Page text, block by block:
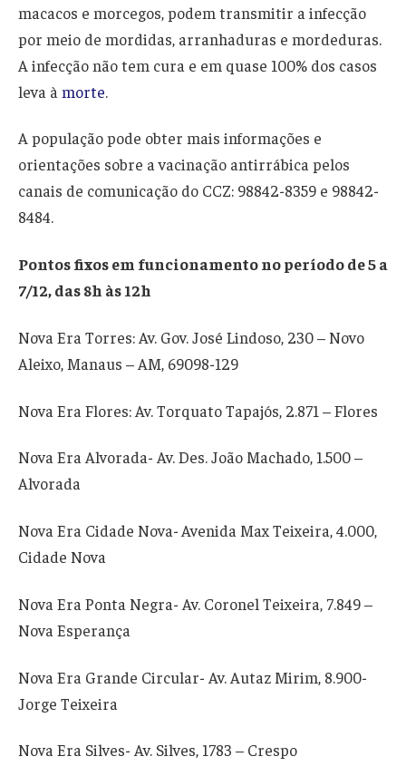
macacos e morcegos, podem transmitir a infecção
por meio de mordidas, arranhaduras e mordeduras.
A infecção não tem cura e em quase 100% dos casos
leva à morte.
A população pode obter mais informações e
orientações sobre a vacinação antirrábica pelos
canais de comunicação do CCZ: 98842-8359 e 98842-
8484.
Pontos fixos em funcionamento no período de 5 a
7/12, das 8h às 12h
Nova Era Torres: Av. Gov. José Lindoso, 230 – Novo
Aleixo, Manaus – AM, 69098-129
Nova Era Flores: Av. Torquato Tapajós, 2.871 – Flores
Nova Era Alvorada- Av. Des. João Machado, 1.500 –
Alvorada
Nova Era Cidade Nova- Avenida Max Teixeira, 4.000,
Cidade Nova
Nova Era Ponta Negra- Av. Coronel Teixeira, 7.849 –
Nova Esperança
Nova Era Grande Circular- Av. Autaz Mirim, 8.900-
Jorge Teixeira
Nova Era Silves- Av. Silves, 1783 – Crespo